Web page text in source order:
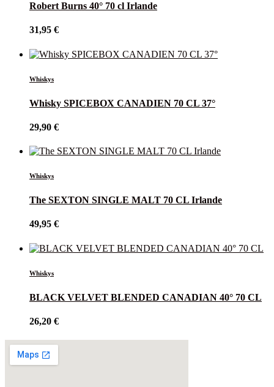
Robert Burns 40° 70 cl Irlande
31,95 €
Whiskys
Whisky SPICEBOX CANADIEN 70 CL 37°
29,90 €
Whiskys
The SEXTON SINGLE MALT 70 CL Irlande
49,95 €
Whiskys
BLACK VELVET BLENDED CANADIAN 40° 70 CL
26,20 €